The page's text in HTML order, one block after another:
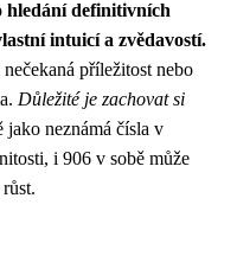
hledání definitivních
intuicí a zvědavostí.
příležitost nebo
Důležité je zachovat si
jako neznámá čísla v
i 906 v sobě může